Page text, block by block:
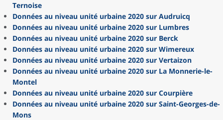
Ternoise
Données au niveau unité urbaine 2020 sur Audruicq
Données au niveau unité urbaine 2020 sur Lumbres
Données au niveau unité urbaine 2020 sur Berck
Données au niveau unité urbaine 2020 sur Wimereux
Données au niveau unité urbaine 2020 sur Vertaizon
Données au niveau unité urbaine 2020 sur La Monnerie-le-
Montel
Données au niveau unité urbaine 2020 sur Courpière
Données au niveau unité urbaine 2020 sur Saint-Georges-de-
Mons